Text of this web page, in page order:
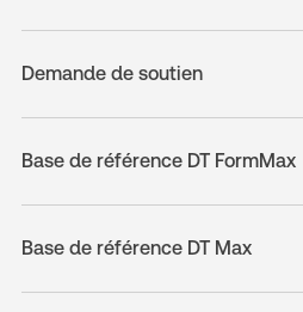
Demande de soutien
Base de référence DT FormMax
Base de référence DT Max